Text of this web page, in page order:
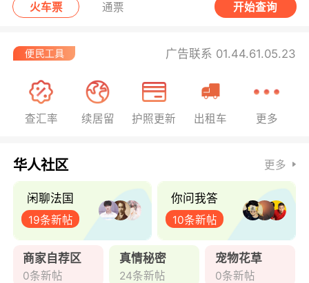
火车票 通票 开始查询
广告联系 01.44.61.05.23
查汇率 续居留 护照更新 出租车 更多
华人社区 更多
闲聊法国
19条新帖
你问我答
10条新帖
商家自荐区
0条新帖
真情秘密
24条新帖
宠物花草
0条新帖